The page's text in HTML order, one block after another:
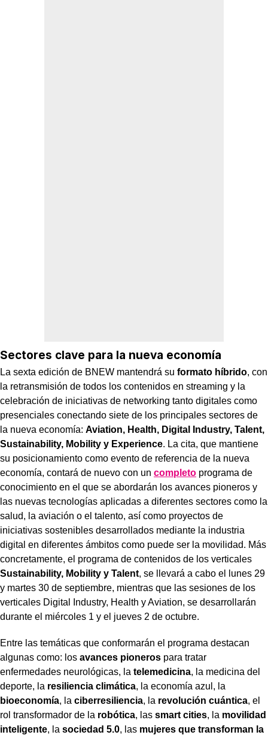
Sectores clave para la nueva economía
La sexta edición de BNEW mantendrá su formato híbrido, con
la retransmisión de todos los contenidos en streaming y la
celebración de iniciativas de networking tanto digitales como
presenciales conectando siete de los principales sectores de
la nueva economía: Aviation, Health, Digital Industry, Talent,
Sustainability, Mobility y Experience. La cita, que mantiene
su posicionamiento como evento de referencia de la nueva
economía, contará de nuevo con un completo programa de
conocimiento en el que se abordarán los avances pioneros y
las nuevas tecnologías aplicadas a diferentes sectores como la
salud, la aviación o el talento, así como proyectos de
iniciativas sostenibles desarrollados mediante la industria
digital en diferentes ámbitos como puede ser la movilidad. Más
concretamente, el programa de contenidos de los verticales
Sustainability, Mobility y Talent, se llevará a cabo el lunes 29
y martes 30 de septiembre, mientras que las sesiones de los
verticales Digital Industry, Health y Aviation, se desarrollarán
durante el miércoles 1 y el jueves 2 de octubre.
Entre las temáticas que conformarán el programa destacan
algunas como: los avances pioneros para tratar
enfermedades neurológicas, la telemedicina, la medicina del
deporte, la resiliencia climática, la economía azul, la
bioeconomía, la ciberresiliencia, la revolución cuántica, el
rol transformador de la robótica, las smart cities, la movilidad
inteligente, la sociedad 5.0, las mujeres que transforman la